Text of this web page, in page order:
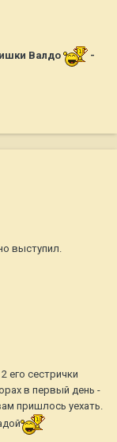
Валдо
-
выступил.
его сестрички
в первый день -
пришлось уехать.